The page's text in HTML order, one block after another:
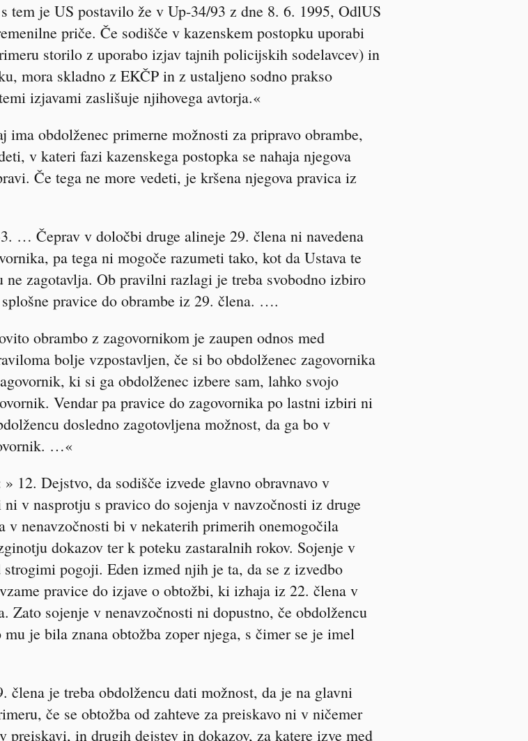
tem je US postavilo že v Up-34/93 z dne 8. 6. 1995, OdlUS
priče. Če sodišče v kazenskem postopku uporabi
storilo z uporabo izjav tajnih policijskih sodelavcev) in
mora skladno z EKČP in z ustaljeno sodno prakso
izjavami zaslišuje njihovega avtorja.«
obdolženec primerne možnosti za pripravo obrambe,
v kateri fazi kazenskega postopka se nahaja njegova
Če tega ne more vedeti, je kršena njegova pravica iz
… Čeprav v določbi druge alineje 29. člena ni navedena
pa tega ni mogoče razumeti tako, kot da Ustava te
zagotavlja. Ob pravilni razlagi je treba svobodno izbiro
pravice do obrambe iz 29. člena. ….
obrambo z zagovornikom je zaupen odnos med
bolje vzpostavljen, če si bo obdolženec zagovornika
ki si ga obdolženec izbere sam, lahko svojo
Vendar pa pravice do zagovornika po lastni izbiri ni
dosledno zagotovljena možnost, da ga bo v
…«
12. Dejstvo, da sodišče izvede glavno obravnavo v
v nasprotju s pravico do sojenja v navzočnosti iz druge
v nenavzočnosti bi v nekaterih primerih onemogočila
dokazov ter k poteku zastaralnih rokov. Sojenje v
pogoji. Eden izmed njih je ta, da se z izvedbo
pravice do izjave o obtožbi, ki izhaja iz 22. člena v
Zato sojenje v nenavzočnosti ni dopustno, če obdolžencu
je bila znana obtožba zoper njega, s čimer se je imel
je treba obdolžencu dati možnost, da je na glavni
če se obtožba od zahteve za preiskavo ni v ničemer
preiskavi, in drugih dejstev in dokazov, za katere izve med